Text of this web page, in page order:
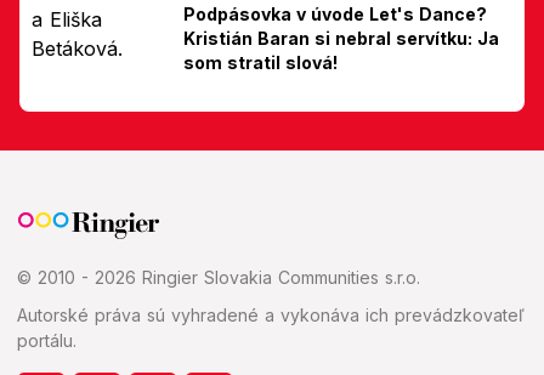
Podpásovka v úvode Let's Dance?
Kristián Baran si nebral servítku: Ja
som stratil slová!
© 2010 - 2026 Ringier Slovakia Communities s.r.o.
Autorské práva sú vyhradené a vykonáva ich prevádzkovateľ
portálu.